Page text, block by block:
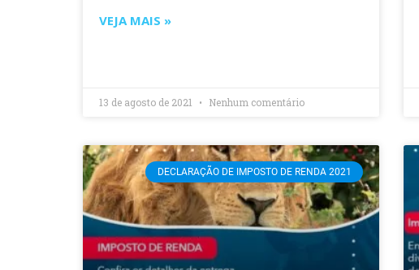
VEJA MAIS »
13 de agosto de 2021 Nenhum comentário
DECLARAÇÃO DE IMPOSTO DE RENDA 2021